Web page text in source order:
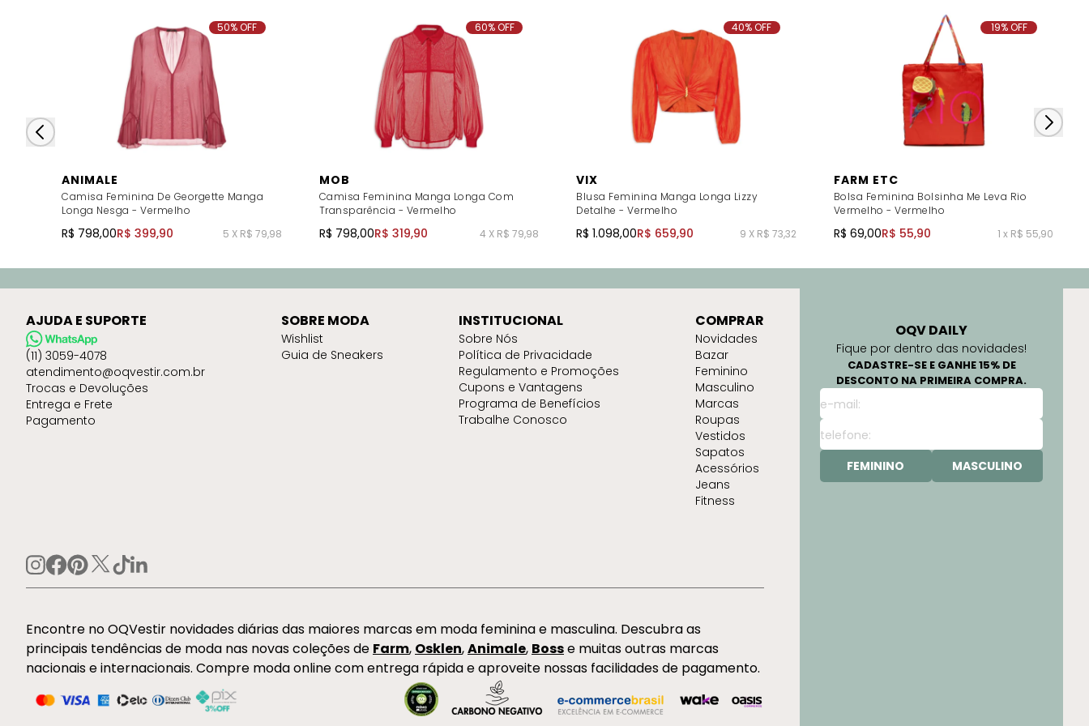
ANIMALE
Camisa Feminina De Georgette Manga
Longa Nesga - Vermelho
R$ 798,00R$ 399,90 5 X R$ 79,98
50% OFF
MOB
Camisa Feminina Manga Longa Com
Transparência - Vermelho
R$ 798,00R$ 319,90 4 X R$ 79,98
60% OFF
VIX
Blusa Feminina Manga Longa Lizzy
Detalhe - Vermelho
R$ 1.098,00R$ 659,90 9 X R$ 73,32
40% OFF
FARM ETC
Bolsa Feminina Bolsinha Me Leva Rio
Vermelho - Vermelho
R$ 69,00R$ 55,90 1 x R$ 55,90
19% OFF
OQV DAILY
Fique por dentro das novidades!
CADASTRE-SE E GANHE 15% DE
DESCONTO NA PRIMEIRA COMPRA.
FEMININO MASCULINO
AJUDA E SUPORTE
(11) 3059-4078
atendimento@oqvestir.com.br
Trocas e Devoluções
Entrega e Frete
Pagamento
SOBRE MODA
Wishlist
Guia de Sneakers
INSTITUCIONAL
Sobre Nós
Política de Privacidade
Regulamento e Promoções
Cupons e Vantagens
Programa de Benefícios
Trabalhe Conosco
COMPRAR
Novidades
Bazar
Feminino
Masculino
Marcas
Roupas
Vestidos
Sapatos
Acessórios
Jeans
Fitness
Encontre no OQVestir novidades diárias das maiores marcas em moda feminina e masculina. Descubra as
principais tendências de moda nas novas coleções de Farm, Osklen,Animale, Bosse muitas outras marcas
nacionais e internacionais. Compre moda online com entrega rápida e aproveite nossas facilidades de pagamento.